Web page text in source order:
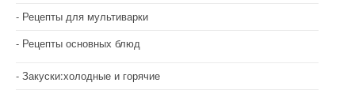
Рецепты для мультиварки
Рецепты основных блюд
Закуски:холодные и горячие